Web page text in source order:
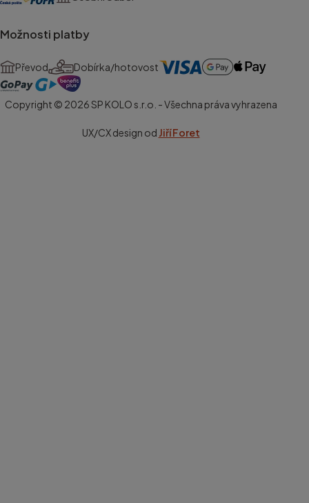
Možnosti platby
Převod Dobírka/hotovost
Copyright © 2026 SP KOLO s.r.o. - Všechna práva vyhrazena
UX/CX design od Jiří Foret